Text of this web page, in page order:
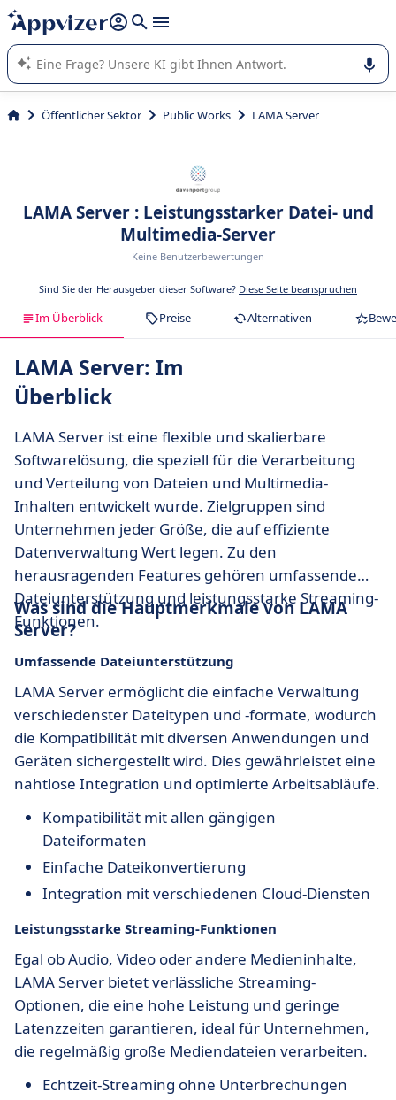
beantworten (mehrere Zeilen mit
Die KI von Appvizer führt Sie bei der Nutzung oder Auswahl
von SaaS-Software in Unternehmen.
Öffentlicher Sektor Public Works LAMA Server
LAMA Server : Leistungsstarker Datei- und
Multimedia-Server
Keine Benutzerbewertungen
Sind Sie der Herausgeber dieser Software? Diese Seite beanspruchen
Im Überblick Preise Alternativen
LAMA Server: Im
Überblick
LAMA Server ist eine flexible und skalierbare
Softwarelösung, die speziell für die Verarbeitung
und Verteilung von Dateien und Multimedia-
Inhalten entwickelt wurde. Zielgruppen sind
Unternehmen jeder Größe, die auf effiziente
Datenverwaltung Wert legen. Zu den
herausragenden Features gehören umfassende
Dateiunterstützung und leistungsstarke Streaming-
Funktionen.
Was sind die Hauptmerkmale von LAMA
Server?
Umfassende Dateiunterstützung
LAMA Server ermöglicht die einfache Verwaltung
verschiedenster Dateitypen und -formate, wodurch
die Kompatibilität mit diversen Anwendungen und
Geräten sichergestellt wird. Dies gewährleistet eine
nahtlose Integration und optimierte Arbeitsabläufe.
Kompatibilität mit allen gängigen
Dateiformaten
Einfache Dateikonvertierung
Integration mit verschiedenen Cloud-Diensten
Leistungsstarke Streaming-Funktionen
Egal ob Audio, Video oder andere Medieninhalte,
LAMA Server bietet verlässliche Streaming-
Optionen, die eine hohe Leistung und geringe
Latenzzeiten garantieren, ideal für Unternehmen,
die regelmäßig große Mediendateien verarbeiten.
Echtzeit-Streaming ohne Unterbrechungen